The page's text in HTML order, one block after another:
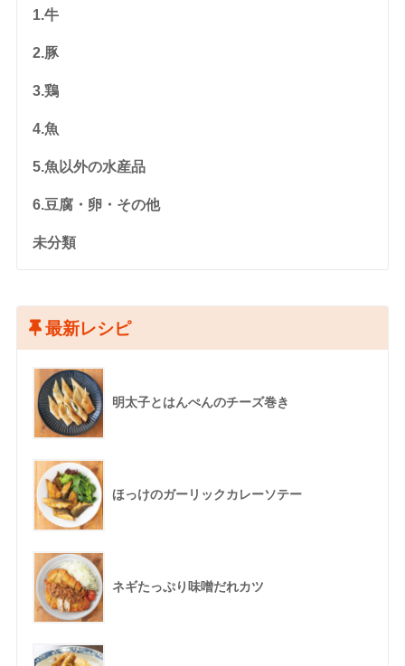
1.牛
2.豚
3.鶏
4.魚
5.魚以外の水産品
6.豆腐・卵・その他
未分類
最新レシピ
明太子とはんぺんのチーズ巻き
ほっけのガーリックカレーソテー
ネギたっぷり味噌だれカツ